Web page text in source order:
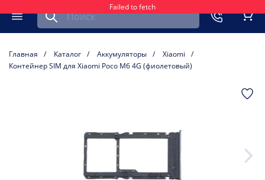
Failed to fetch
Меню
Найти запчасть для мобильного устройства
Главная Каталог Аккумуляторы
Xiaomi
Контейнер SIM для Xiaomi Poco M6 4G (фиолетовый)